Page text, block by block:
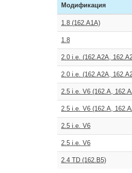
Модификация
1.8 (162.A1A)
1.8
2.0 i.e. (162.A2A,
2.0 i.e. (162.A2A,
2.5 i.e. V6 (162.A,
2.5 i.e. V6 (162.A,
2.5 i.e. V6
2.5 i.e. V6
2.4 TD (162.B5)